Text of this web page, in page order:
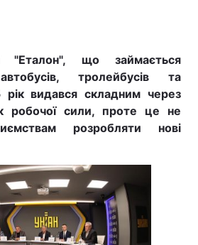
"Еталон", що займається
тролейбусів та
рік видався складним через
робочої сили, проте це не
розробляти нові